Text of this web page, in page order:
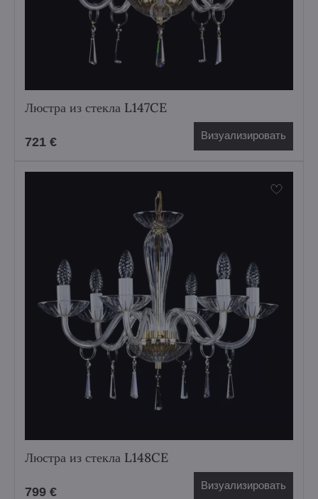
Люстра из стекла L147CE
721 € Визуализировать
Люстра из стекла L148CE
799 € Визуализировать